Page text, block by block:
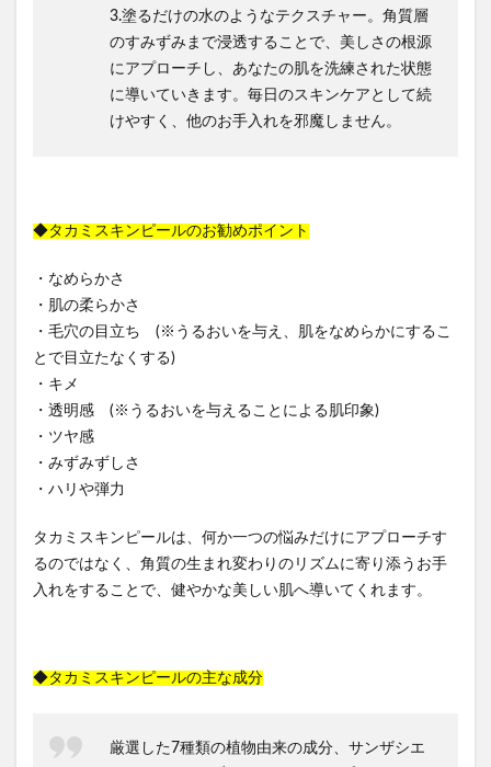
3.塗るだけの水のようなテクスチャー。角質層
のすみずみまで浸透することで、美しさの根源
にアプローチし、あなたの肌を洗練された状態
に導いていきます。毎日のスキンケアとして続
けやすく、他のお手入れを邪魔しません。
◆タカミスキンピールのお勧めポイント
・なめらかさ
・肌の柔らかさ
・毛穴の目立ち (※うるおいを与え、肌をなめらかにするこ
とで目立たなくする)
・キメ
・透明感 (※うるおいを与えることによる肌印象)
・ツヤ感
・みずみずしさ
・ハリや弾力
タカミスキンピールは、何か一つの悩みだけにアプローチす
るのではなく、角質の生まれ変わりのリズムに寄り添うお手
入れをすることで、健やかな美しい肌へ導いてくれます。
◆タカミスキンピールの主な成分
厳選した7種類の植物由来の成分、サンザシエ